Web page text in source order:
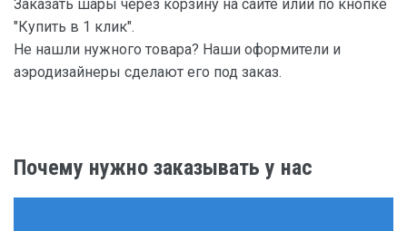
Заказать шары через корзину на сайте илии по кнопке
"Купить в 1 клик".
Не нашли нужного товара? Наши оформители и
аэродизайнеры сделают его под заказ.
Почему нужно заказывать у нас